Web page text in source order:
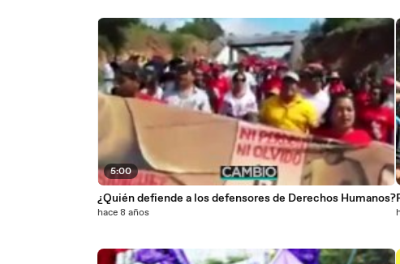
5:00
¿Quién defiende a los defensores de Derechos Humanos?
hace 8 años